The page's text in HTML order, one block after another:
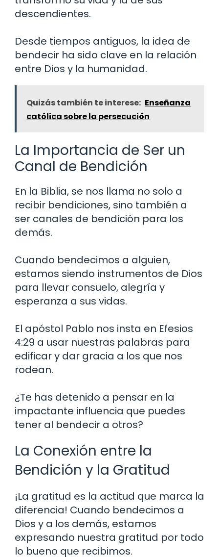
descendientes.
Desde tiempos antiguos, la idea de
bendecir ha sido clave en la relación
entre Dios y la humanidad.
Quizás también te interese: Enseñanza
católica sobre la persecución
La Importancia de Ser un
Canal de Bendición
En la Biblia, se nos llama no solo a
recibir bendiciones, sino también a
ser canales de bendición para los
demás.
Cuando bendecimos a alguien,
estamos siendo instrumentos de Dios
para llevar consuelo, alegría y
esperanza a sus vidas.
El apóstol Pablo nos insta en Efesios
4:29 a usar nuestras palabras para
edificar y dar gracia a los que nos
rodean.
¿Te has detenido a pensar en la
impactante influencia que puedes
tener al bendecir a otros?
La Conexión entre la
Bendición y la Gratitud
¡La gratitud es la actitud que marca la
diferencia! Cuando bendecimos a
Dios y a los demás, estamos
expresando nuestra gratitud por todo
lo bueno que recibimos.